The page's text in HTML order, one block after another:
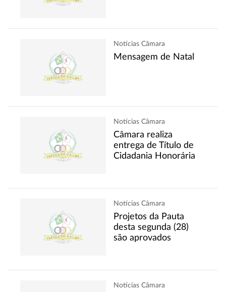
Notícias Câmara
Mensagem de Natal
Notícias Câmara
Câmara realiza
entrega de Título de
Cidadania Honorária
Notícias Câmara
Projetos da Pauta
desta segunda (28)
são aprovados
Notícias Câmara